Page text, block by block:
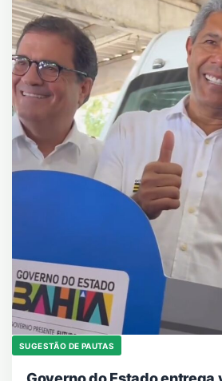
SUGESTÃO DE PAUTAS